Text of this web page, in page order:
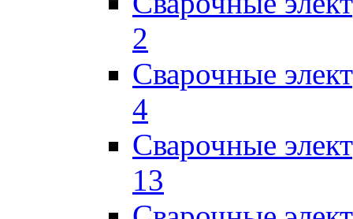
2
Сварочные
4
Сварочные
13